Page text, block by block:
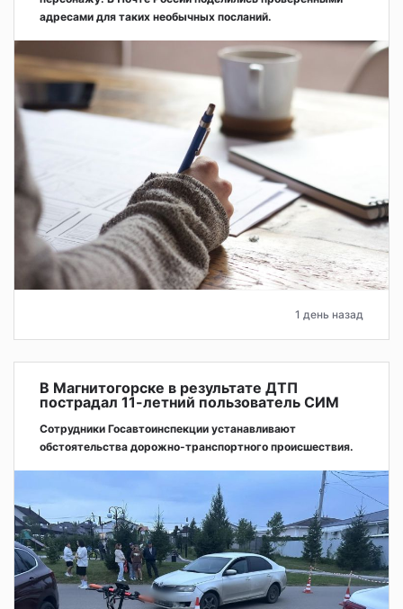
адресами для таких необычных посланий.
1 день назад
В Магнитогорске в результате ДТП
пострадал 11-летний пользователь СИМ
Сотрудники Госавтоинспекции устанавливают
обстоятельства дорожно-транспортного происшествия.